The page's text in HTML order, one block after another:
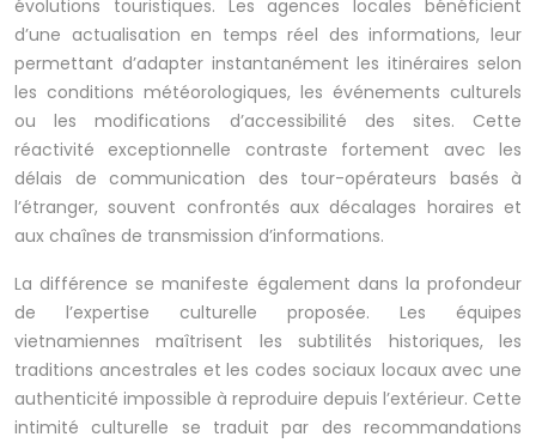
évolutions touristiques. Les agences locales bénéficient
d’une actualisation en temps réel des informations, leur
permettant d’adapter instantanément les itinéraires selon
les conditions météorologiques, les événements culturels
ou les modifications d’accessibilité des sites. Cette
réactivité exceptionnelle contraste fortement avec les
délais de communication des tour-opérateurs basés à
l’étranger, souvent confrontés aux décalages horaires et
aux chaînes de transmission d’informations.
La différence se manifeste également dans la profondeur
de l’expertise culturelle proposée. Les équipes
vietnamiennes maîtrisent les subtilités historiques, les
traditions ancestrales et les codes sociaux locaux avec une
authenticité impossible à reproduire depuis l’extérieur. Cette
intimité culturelle se traduit par des recommandations